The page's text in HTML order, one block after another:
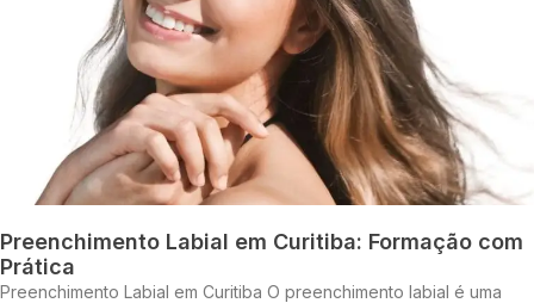
Preenchimento Labial em Curitiba: Formação com
Prática
Preenchimento Labial em Curitiba O preenchimento labial é uma